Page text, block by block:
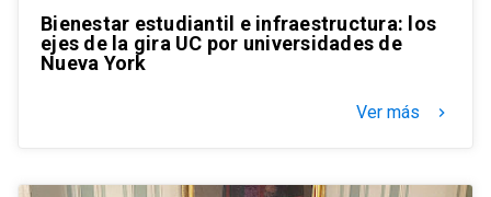
Bienestar estudiantil e infraestructura: los
ejes de la gira UC por universidades de
Nueva York
Ver más keyboard_arrow_right